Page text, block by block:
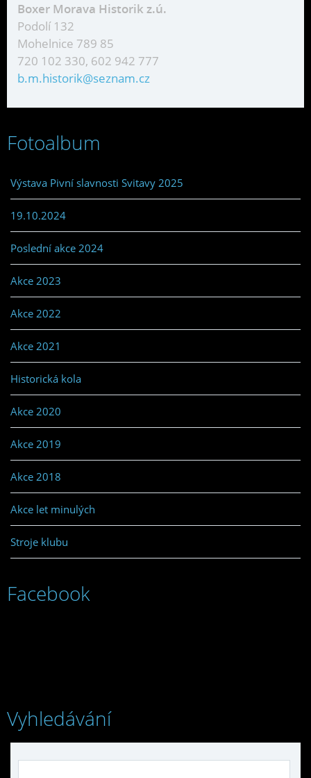
Boxer Morava Historik z.ú.
Podolí 132
Mohelnice 789 85
720 102 330, 602 942 777
b.m.historik@seznam.cz
Fotoalbum
Výstava Pivní slavnosti Svitavy 2025
19.10.2024
Poslední akce 2024
Akce 2023
Akce 2022
Akce 2021
Historická kola
Akce 2020
Akce 2019
Akce 2018
Akce let minulých
Stroje klubu
Facebook
Vyhledávání